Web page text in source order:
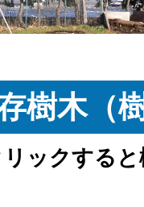
樹木（
ックする